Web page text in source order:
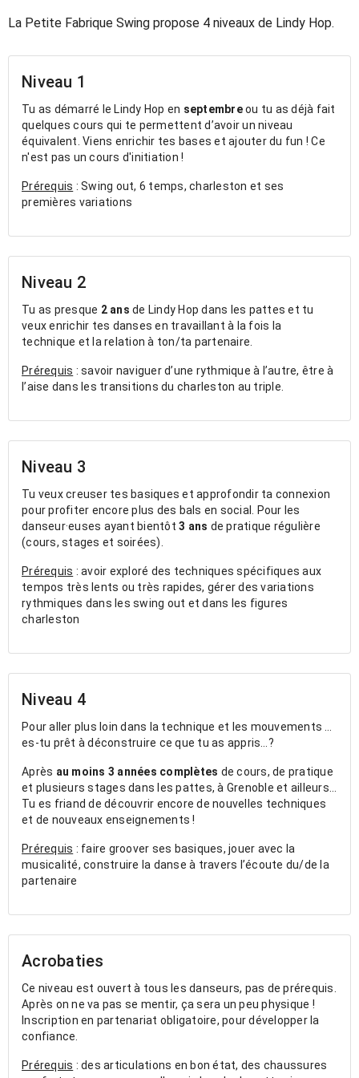
La Petite Fabrique Swing propose 4 niveaux de Lindy Hop.
Niveau 1
Tu as démarré le Lindy Hop en septembreou tu as déjà fait
quelques cours qui te permettent d’avoir un niveau
équivalent. Viens enrichir tes bases et ajouter du fun ! Ce
n'est pas un cours d'initiation !
Prérequis : Swing out, 6 temps, charleston et ses
premières variations
Niveau 2
Tu as presque 2 ans de Lindy Hop dans les pattes et tu
veux enrichir tes danses en travaillant à la fois la
technique et la relation à ton/ta partenaire.
Prérequis : savoir naviguer d’une rythmique à l’autre, être à
l’aise dans les transitions du charleston au triple.
Niveau 3
Tu veux creuser tes basiques et approfondir ta connexion
pour profiter encore plus des bals en social. Pour les
danseur·euses ayant bientôt 3 ans de pratique régulière
(cours, stages et soirées).
Prérequis : avoir exploré des techniques spécifiques aux
tempos très lents ou très rapides, gérer des variations
rythmiques dans les swing out et dans les figures
charleston
Niveau 4
Pour aller plus loin dans la technique et les mouvements …
es-tu prêt à déconstruire ce que tu as appris…?
Après au moins 3 années complètes de cours, de pratique
et plusieurs stages dans les pattes, à Grenoble et ailleurs...
Tu es friand de découvrir encore de nouvelles techniques
et de nouveaux enseignements !
Prérequis : faire groover ses basiques, jouer avec la
musicalité, construire la danse à travers l’écoute du/de la
partenaire
Acrobaties
Ce niveau est ouvert à tous les danseurs, pas de prérequis.
Après on ne va pas se mentir, ça sera un peu physique !
Inscription en partenariat obligatoire, pour développer la
confiance.
Prérequis : des articulations en bon état, des chaussures